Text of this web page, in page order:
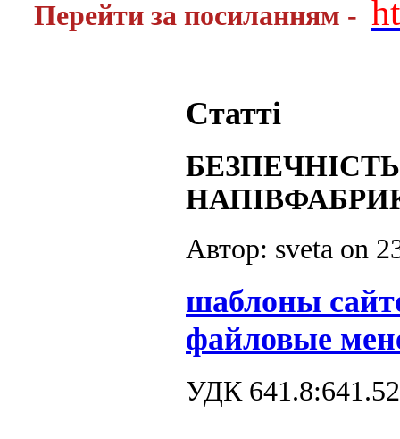
Перейти за посиланням -
Статті
Автор: sveta on
шаблоны
файловые
УДК